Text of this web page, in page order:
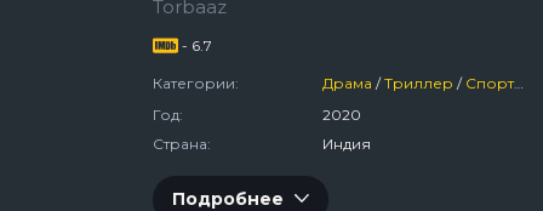
Torbaaz
- 6.7
Категории: Драма /Триллер / Спортивный
Год:
2020
Страна:
Индия
Подробнее